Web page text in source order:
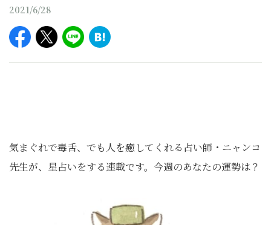
2021/6/28
気まぐれで毒舌、でも人を癒してくれる占い師・ニャンコ
先生が、星占いをする連載です。今週のあなたの運勢は？